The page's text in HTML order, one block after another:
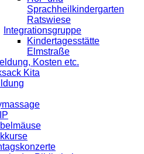
Sprachheilkindergarten
Ratswiese
Integrationsgruppe
Kindertagesstätte
Elmstraße
Kosten etc.
Kita